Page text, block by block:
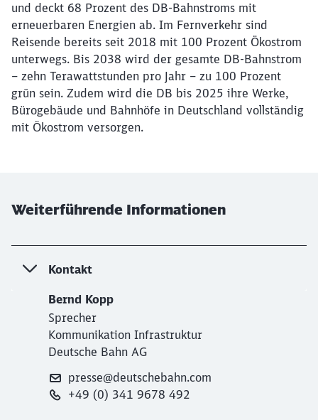
und deckt 68 Prozent des DB-Bahnstroms mit
erneuerbaren Energien ab. Im Fernverkehr sind
Reisende bereits seit 2018 mit 100 Prozent Ökostrom
unterwegs. Bis 2038 wird der gesamte DB-Bahnstrom
– zehn Terawattstunden pro Jahr – zu 100 Prozent
grün sein. Zudem wird die DB bis 2025 ihre Werke,
Bürogebäude und Bahnhöfe in Deutschland vollständig
mit Ökostrom versorgen.
Weiterführende Informationen
Kontakt
Bernd Kopp
Sprecher
Kommunikation Infrastruktur
Deutsche Bahn AG
presse@deutschebahn.com
+49 (0) 341 9678 492